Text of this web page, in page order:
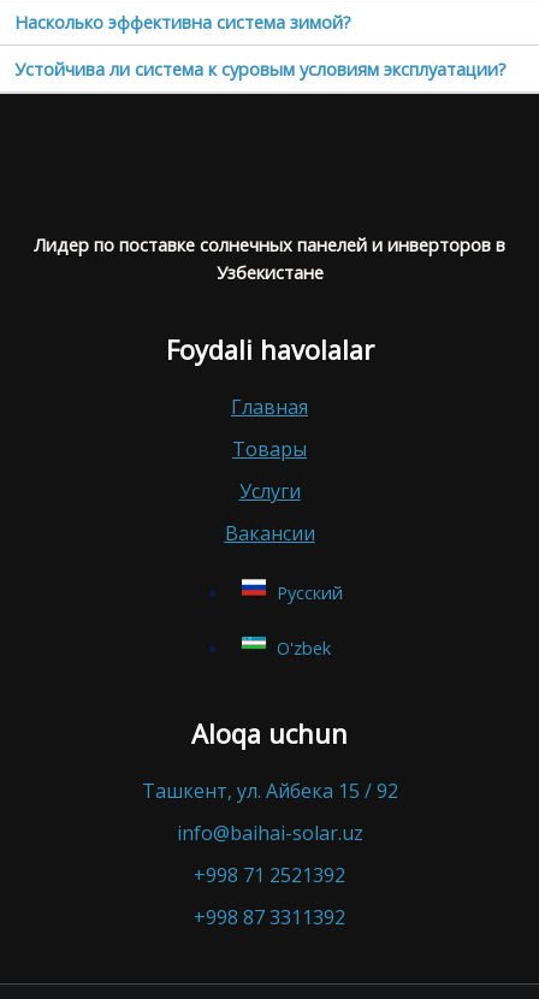
Насколько эффективна система зимой?
Устойчива ли система к суровым условиям эксплуатации?
Лидер по поставке солнечных панелей и инверторов в
Узбекистане
Foydali havolalar
Главная
Товары
Услуги
Вакансии
Русский
O'zbek
Aloqa uchun
Ташкент, ул. Айбека 15 / 92
info@baihai-solar.uz
+998 71 2521392
+998 87 3311392